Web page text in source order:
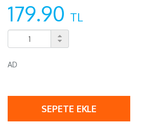
179.90 TL
AD
SEPETE EKLE